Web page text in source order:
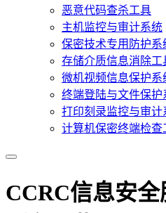
恶意代码查杀工具
主机监控与审计系统
保密技术专用防护系
存储介质信息消除工
微机视频信息保护系
终端登陆与文件保护
打印刻录监控与审计
计算机保密终端检查
CCRC信息安